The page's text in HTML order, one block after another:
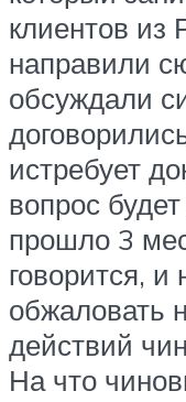
клиентов из
направили
обсуждали
истребует
вопрос
прошло 3
говорится,
обжаловать
действий
На что